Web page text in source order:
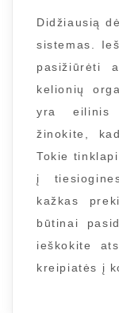
Didžiausią
sistemas.
pasižiūrėti
kelionių
yra eilinis
žinokite,
Tokie
į
kažkas
būtinai
ieškokite
kreipiatės į